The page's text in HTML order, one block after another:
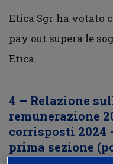
Etica Sgr ha votato
pay out supera le
Etica.
4 – Relazione
remunerazione
corrisposti 2024
prima sezione